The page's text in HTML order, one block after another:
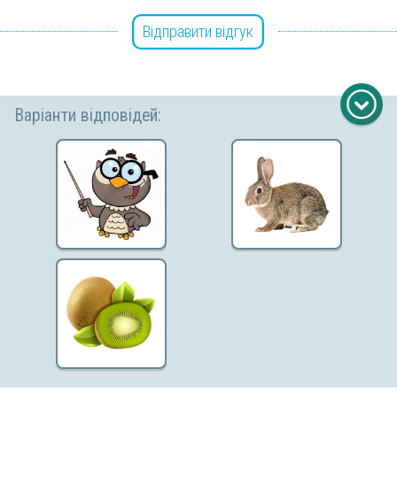
Варіанти відповідей:
Відправити відгук
Copyright © 2026 «МійКлас»